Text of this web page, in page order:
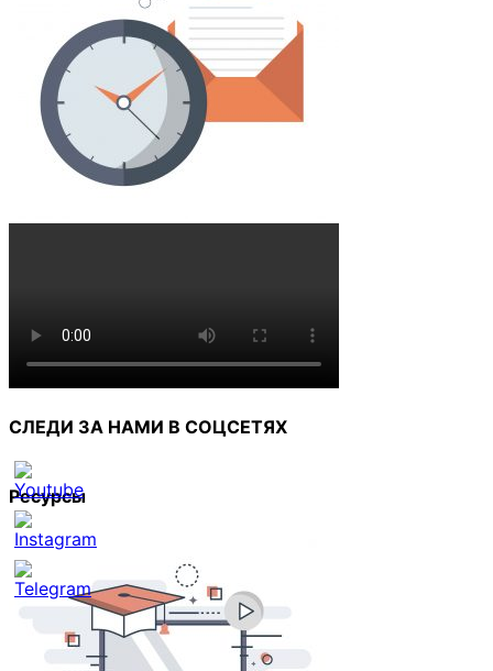
СЛЕДИ ЗА НАМИ В СОЦСЕТЯХ
Set
Youtube
Channel
Ресурсы